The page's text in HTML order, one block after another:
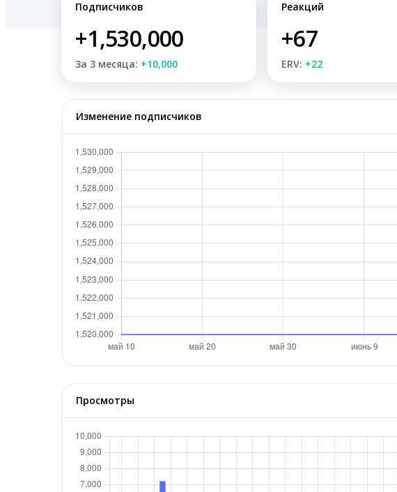
Подписчиков
+1,530,000
За 3 месяца: +10,000
Реакций
+67
ERV: +22
Изменение подписчиков
Просмотры